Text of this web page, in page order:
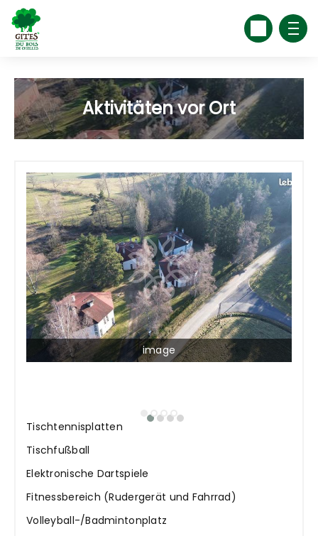
Aktivitäten vor Ort
image
Tischtennisplatten
Tischfußball
Elektronische Dartspiele
Fitnessbereich (Rudergerät und Fahrrad)
Volleyball-/Badmintonplatz